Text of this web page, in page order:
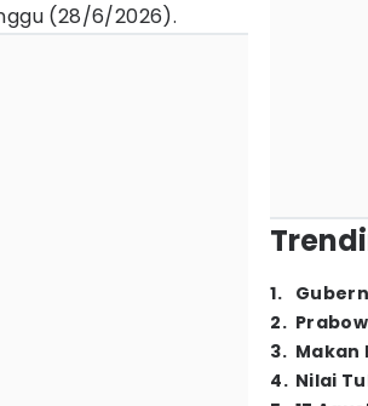
(28/6/2026).
1.
2.
3. Makan
4. Nilai